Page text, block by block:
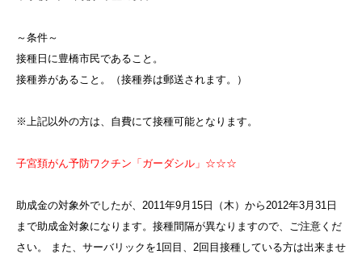
～条件～
接種日に豊橋市民であること。
接種券があること。（接種券は郵送されます。）
※上記以外の方は、自費にて接種可能となります。
子宮頚がん予防ワクチン「ガーダシル」☆☆☆
助成金の対象外でしたが、2011年9月15日（木）から2012年3月31日
まで助成金対象になります。接種間隔が異なりますので、ご注意くだ
さい。 また、サーバリックを1回目、2回目接種している方は出来ませ